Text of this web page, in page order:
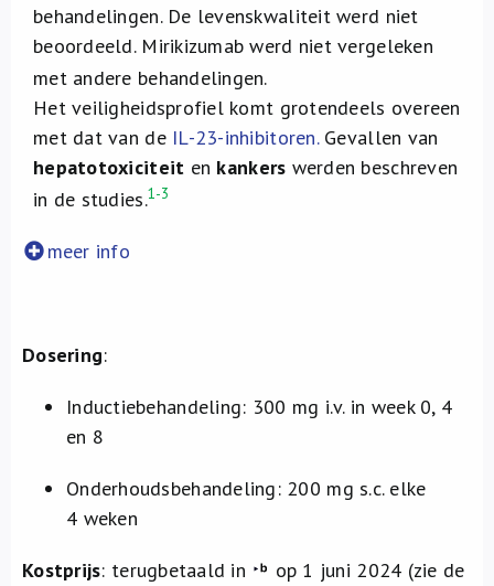
behandelingen. De levenskwaliteit werd niet
beoordeeld. Mirikizumab werd niet vergeleken
met andere behandelingen.
Het veiligheidsprofiel komt grotendeels overeen
met dat van de IL-23-inhibitoren.Gevallen van
hepatotoxiciteit en kankers werden beschreven
in de studies.1-3
meer info
Dosering:
Inductiebehandeling: 300 mg i.v. in week 0, 4
en 8
Onderhoudsbehandeling: 200 mg s.c. elke
4 weken
Kostprijs: terugbetaald in
op 1 juni 2024 (zie de